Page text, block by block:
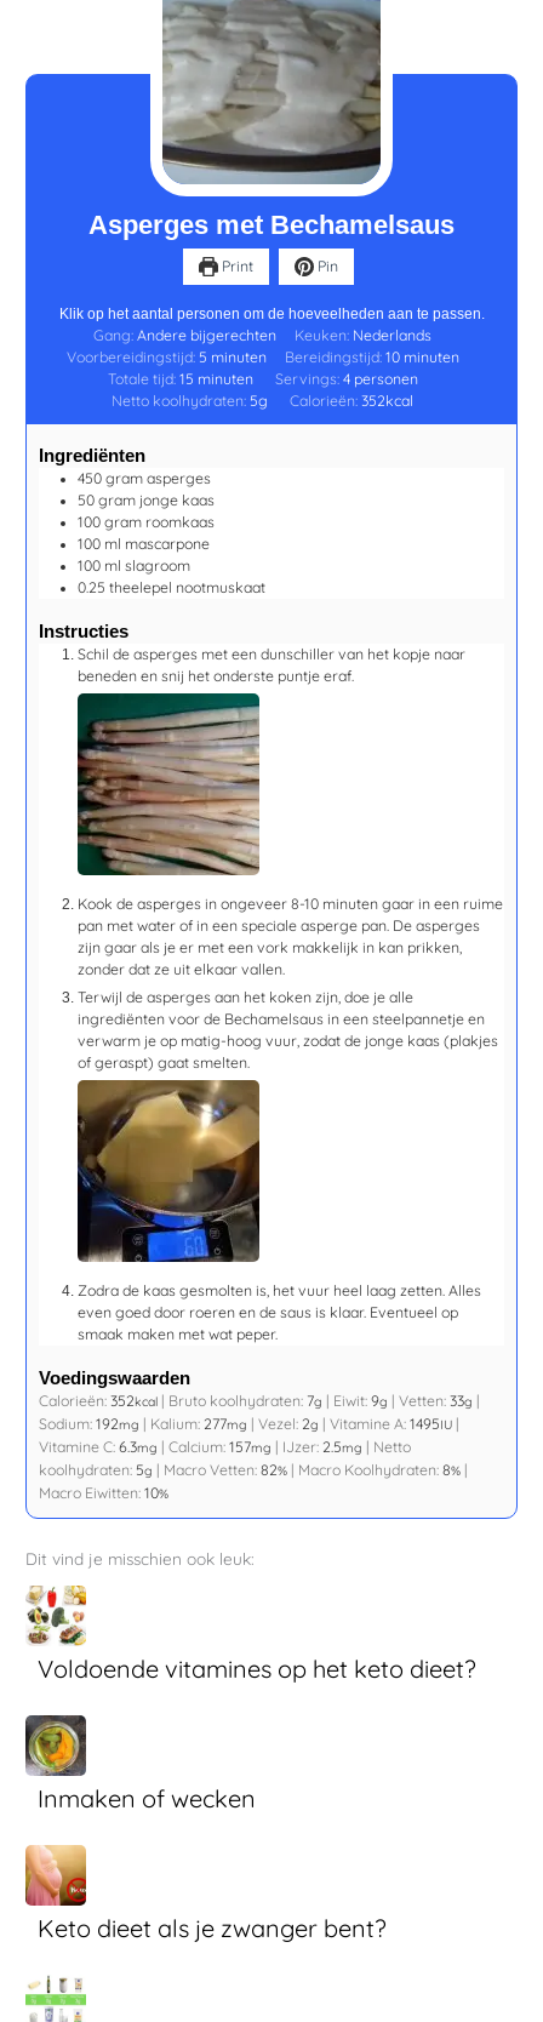
Asperges met Bechamelsaus
Print Pin
Klik op het aantal personen om de hoeveelheden aan te passen.
Gang:Andere bijgerechten Keuken: Nederlands
Voorbereidingstijd: 5
minuten
minuten Bereidingstijd: 10 minuten
Totale tijd: 15
minuten
minuten Servings: 4 personen
Netto koolhydraten: 5g Calorieën: 352kcal
Ingrediënten
450gramasperges
50 gram jonge kaas
100 gram roomkaas
100 ml mascarpone
100 ml slagroom
0.25 theelepel nootmuskaat
Instructies
Schil de asperges met een dunschiller van het kopje naar
beneden en snij het onderste puntje eraf.
Kook de asperges in ongeveer8-10 minuten gaar in een ruime
pan met water of in een speciale asperge pan. De asperges
zijn gaar als je er met een vork makkelijk in kan prikken,
zonder dat ze uit elkaar vallen.
Terwijl de asperges aan het koken zijn, doe je alle
ingrediënten voor de Bechamelsaus in een steelpannetje en
verwarm je op matig-hoog vuur, zodat de jonge kaas (plakjes
of geraspt) gaat smelten.
Zodra de kaas gesmolten is, het vuur heel laag zetten. Alles
even goed door roeren en de saus is klaar. Eventueel op
smaak maken met wat peper.
Voedingswaarden
Calorieën:352kcal | Bruto koolhydraten: 7g | Eiwit:9g |Vetten:33g |
Sodium:192mg | Kalium: 277mg |Vezel: 2g |Vitamine A:1495IU |
Vitamine C:6.3mg |Calcium:157mg | IJzer: 2.5mg | Netto
koolhydraten: 5g | Macro Vetten:82% | Macro Koolhydraten:8% |
Macro Eiwitten:10%
Dit vind je misschien ook leuk:
Voldoende vitamines op het keto dieet?
Inmaken of wecken
Keto dieet als je zwanger bent?